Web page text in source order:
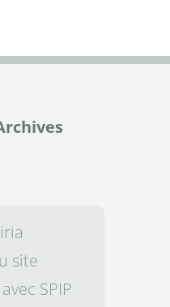
site
SPIP